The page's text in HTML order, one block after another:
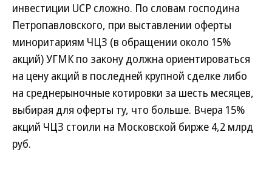
инвестиции UCP сложно. По словам господина
Петропавловского, при выставлении оферты
миноритариям ЧЦЗ (в обращении около 15%
акций) УГМК по закону должна ориентироваться
на цену акций в последней крупной сделке либо
на среднерыночные котировки за шесть месяцев,
выбирая для оферты ту, что больше. Вчера 15%
акций ЧЦЗ стоили на Московской бирже 4,2 млрд
руб.